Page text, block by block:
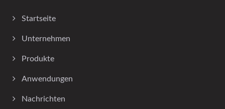
Startseite
Unternehmen
Produkte
Anwendungen
Nachrichten